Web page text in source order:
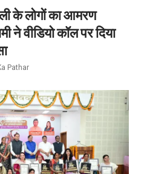
के लोगों का आमरण
ने वीडियो कॉल पर दिया
Pathar